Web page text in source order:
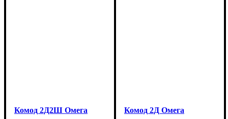
Комод 2Д2Ш Омега Комод 2Д Омега